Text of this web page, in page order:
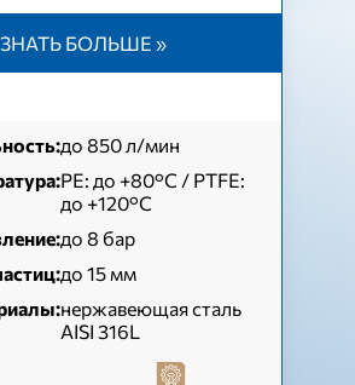
БОЛЬШЕ »
до 850 л/мин
РЕ: до +80°C / PTFE:
до +120°C
до 8 бар
до 15 мм
нержавеющая сталь
AISI 316L